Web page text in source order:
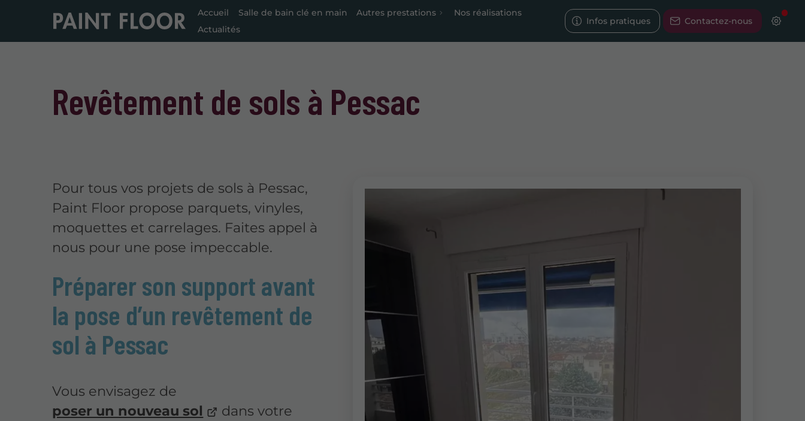
Accueil Salle de bain clé en main Autres prestations
Nos réalisations
Actualités
Infos pratiques Contactez-nous
Revêtement de sols à Pessac
Pour tous vos projets de sols à Pessac,
Paint Floor propose parquets, vinyles,
moquettes et carrelages. Faites appel à
nous pour une pose impeccable.
Préparer son support avant
la pose d’un revêtement de
sol à Pessac
Vous envisagez de
poser un nouveau sol
dans votre